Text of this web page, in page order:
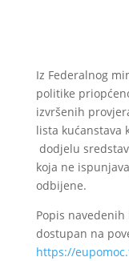
Iz Federalnog
politike
izvršenih
lista kućanstava
dodjelu
koja ne
odbijene.
Popis
dostupan na
https://